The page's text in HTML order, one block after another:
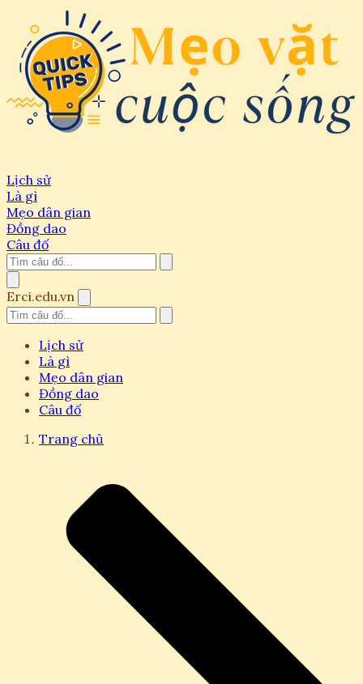
Lịch sử
Là gì
Mẹo dân gian
Đồng dao
Câu đố
Erci.edu.vn
Lịch sử
Là gì
Mẹo dân gian
Đồng dao
Câu đố
Trang chủ